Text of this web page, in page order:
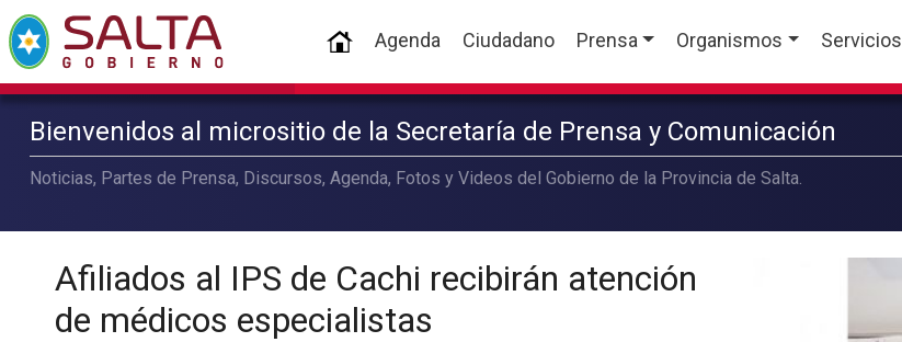
(current)
Agenda Ciudadano Prensa Organismos Servicios
Bienvenidos al micrositio de la Secretaría de Prensa y Comunicación
Noticias, Partes de Prensa, Discursos, Agenda, Fotos y Videos del Gobierno de la Provincia de Salta.
Afiliados al IPS de Cachi recibirán atención
de médicos especialistas